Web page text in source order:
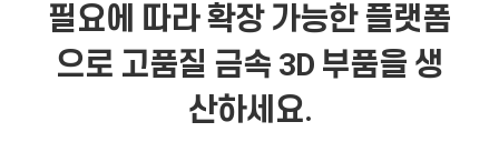
필요에 따라 확장 가능한 플랫폼
으로 고품질 금속 3D 부품을 생
산하세요.